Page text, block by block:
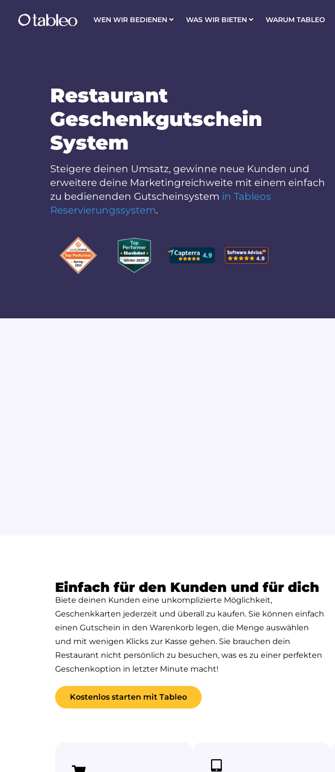
WEN WIR BEDIENEN WAS WIR BIETEN WARUM TABLEO
Restaurant
Geschenkgutschein
System
Steigere deinen Umsatz, gewinne neue Kunden und
erweitere deine Marketingreichweite mit einem einfach
zu bedienenden Gutscheinsystem in Tableos
Reservierungssystem.
Einfach für den Kunden und für dich
Biete deinen Kunden eine unkomplizierte Möglichkeit,
Geschenkkarten jederzeit und überall zu kaufen. Sie können einfach
einen Gutschein in den Warenkorb legen, die Menge auswählen
und mit wenigen Klicks zur Kasse gehen. Sie brauchen dein
Restaurant nicht persönlich zu besuchen, was es zu einer perfekten
Geschenkoption in letzter Minute macht!
Kostenlos starten mit Tableo